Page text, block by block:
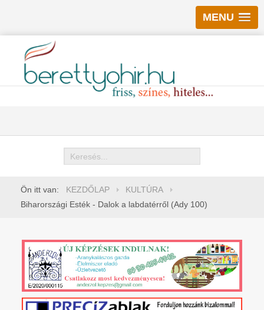
MENU
Keresés
Ön itt van: KEZDŐLAP
KULTÚRA
Biharországi Esték - Dalok a labdatérről (Ady 100)